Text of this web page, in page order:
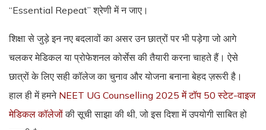
“Essential Repeat” श्रेणी में न जाए।
शिक्षा से जुड़े इन नए बदलावों का असर उन छात्रों पर भी पड़ेगा जो आगे
चलकर मेडिकल या प्रोफेशनल कोर्सेस की तैयारी करना चाहते हैं। ऐसे
छात्रों के लिए सही कॉलेज का चुनाव और योजना बनाना बेहद ज़रूरी है।
हाल ही में हमने NEET UG Counselling 2025 में टॉप 50 स्टेट-वाइज
मेडिकल कॉलेजोंकी सूची साझा की थी, जो इस दिशा में उपयोगी साबित हो